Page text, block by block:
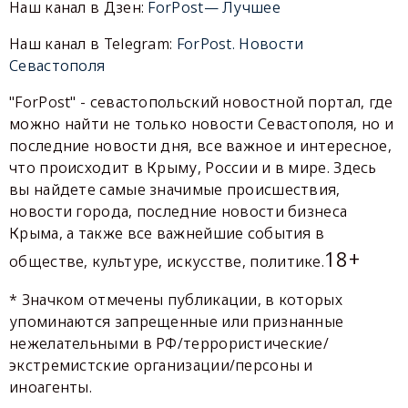
Наш канал в Дзен: ForPost— Лучшее
Наш канал в Telegram: ForPost. Новости
Севастополя
"ForPost" - севастопольский новостной портал, где
можно найти не только новости Севастополя, но и
последние новости дня, все важное и интересное,
что происходит в Крыму, России и в мире. Здесь
вы найдете самые значимые происшествия,
новости города, последние новости бизнеса
Крыма, а также все важнейшие события в
обществе, культуре, искусстве, политике.18+
* Значком отмечены публикации, в которых
упоминаются запрещенные или признанные
нежелательными в РФ/террористические/
экстремистские организации/персоны и
иноагенты.